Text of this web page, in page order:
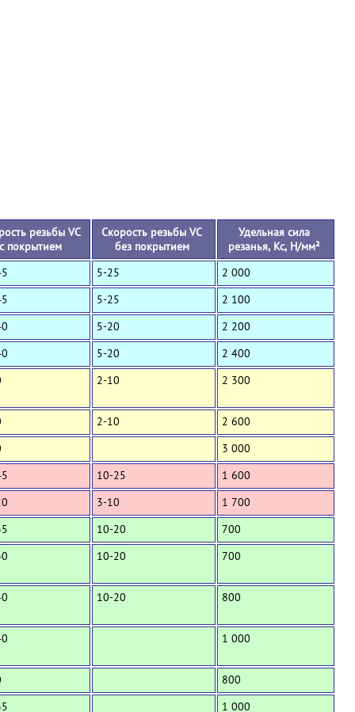
резьбы VC
с покрытием
Скорость резьбы VC
без покрытием
Удельная сила
резанья, Кс, Н/мм²
5-25
2 000
5-25
2 100
5-20
2 200
5-20
2 400
2-10 2 300
2-10
2 600
3 000
10-25
1 600
3-10
1 700
10-20
700
10-20 700
10-20 800
1 000
800
1 000